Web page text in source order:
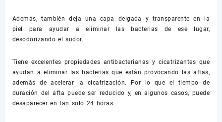
Además, también deja una capa delgada y transparente en la
piel para ayudar a eliminar las bacterias de ese lugar,
desodorizando el sudor.
Tiene excelentes propiedades antibacterianas y cicatrizantes que
ayudan a eliminar las bacterias que están provocando las aftas,
además de acelerar la cicatrización. Por lo que el tiempo de
duración del afta puede ser reducido y, en algunos casos, puede
desaparecer en tan solo 24 horas.